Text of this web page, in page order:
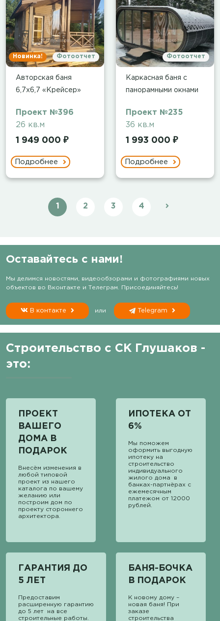
Новинка! Фотоотчет
Авторская баня
6,7х6,7 «Крейсер»
Проект №396
26 кв.м
1 949 000 ₽
Подробнее
Фотоотчет
Каркасная баня с
панорамными окнами
Проект №235
36 кв.м
1 993 000 ₽
Подробнее
1 2 3 4
Оставайтесь с нами!
Мы делимся новостями, видеообзорами и фотографиями новых
объектов во Вконтакте и Телеграм. Присоединяйтесь!
В контакте или Telegram
Строительство с СК Глушаков -
это:
ПРОЕКТ
ВАШЕГО
ДОМА В
ПОДАРОК
Внесём изменения в
любой типовой
проект из нашего
каталога по вашему
желанию или
построим дом по
проекту стороннего
архитектора.
ИПОТЕКА ОТ
6%
Мы поможем
оформить выгодную
ипотеку на
строительство
индивидуального
жилого дома в
банках-партнёрах с
ежемесячным
платежом от 12000
рублей.
ГАРАНТИЯ ДО
5 ЛЕТ
Предоставим
расширенную гарантию
до 5 лет на все
строительные работы.
БАНЯ-БОЧКА
В ПОДАРОК
К новому дому –
новая баня! При
заказе
строительства